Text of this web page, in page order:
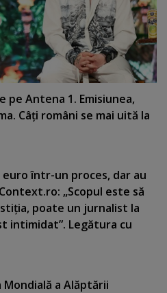
pe Antena 1. Emisiunea,
Câţi români se mai uită la
într-un proces, dar au
„Scopul este să
poate un jurnalist la
intimidat”. Legătura cu
Mondială a Alăptării